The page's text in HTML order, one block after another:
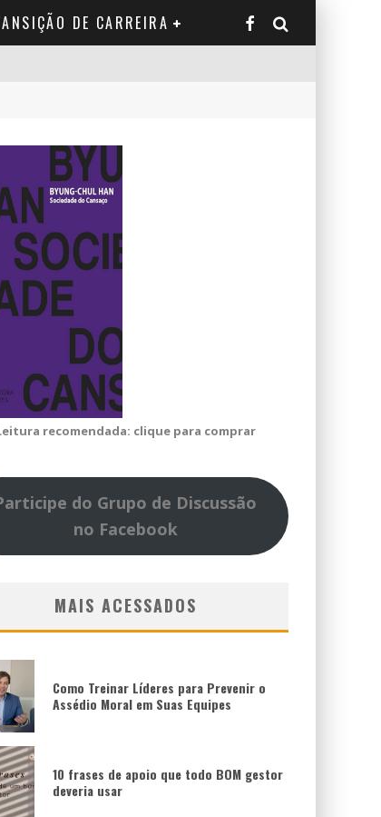
DE CARREIRA
recomendada: clique para comprar
do Grupo de Discussão
no Facebook
MAIS ACESSADOS
Como Treinar Líderes para Prevenir o
Assédio Moral em Suas Equipes
10 frases de apoio que todo BOM gestor
deveria usar